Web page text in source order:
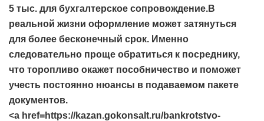
5 тыс. для бухгалтерское сопровождение.В
реальной жизни оформление может затянуться
для более бесконечный срок. Именно
следовательно проще обратиться к посреднику,
что торопливо окажет пособничество и поможет
учесть постоянно нюансы в подаваемом пакете
документов.
<a href=https://kazan.gokonsalt.ru/bankrotstvo-